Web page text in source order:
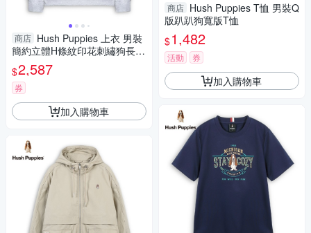
商店 Hush Puppies 上衣 男裝
簡約立體H條紋印花刺繡狗長袖
上衣
$2,587
券
加入購物車
商店 Hush Puppies T恤 男裝Q
版趴趴狗寬版T恤
$1,482
活動 券
加入購物車